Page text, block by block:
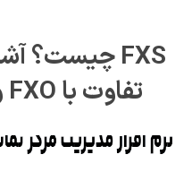
تفاوت با FXO و کاربرد در VOIP